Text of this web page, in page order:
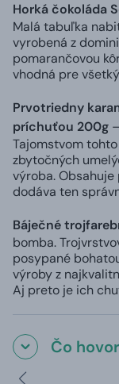
Horká čokoláda
Malá tabuľka
vyrobená z
pomarančovou
vhodná pre
Prvotriedny
príchuťou 200g
Tajomstvom
zbytočných
výroba.
dodáva ten
Báječné
bomba.
posypané
výroby z
Aj preto je ich
Čo